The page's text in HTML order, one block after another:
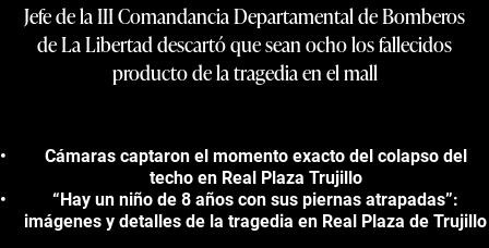
Jefe de la III Comandancia Departamental de Bomberos
de La Libertad descartó que sean ocho los fallecidos
producto de la tragedia en el mall
Cámaras captaron el momento exacto del colapso del
techo en Real Plaza Trujillo
“Hay un niño de 8 años con sus piernas atrapadas”:
imágenes y detalles de la tragedia en Real Plaza de Trujillo